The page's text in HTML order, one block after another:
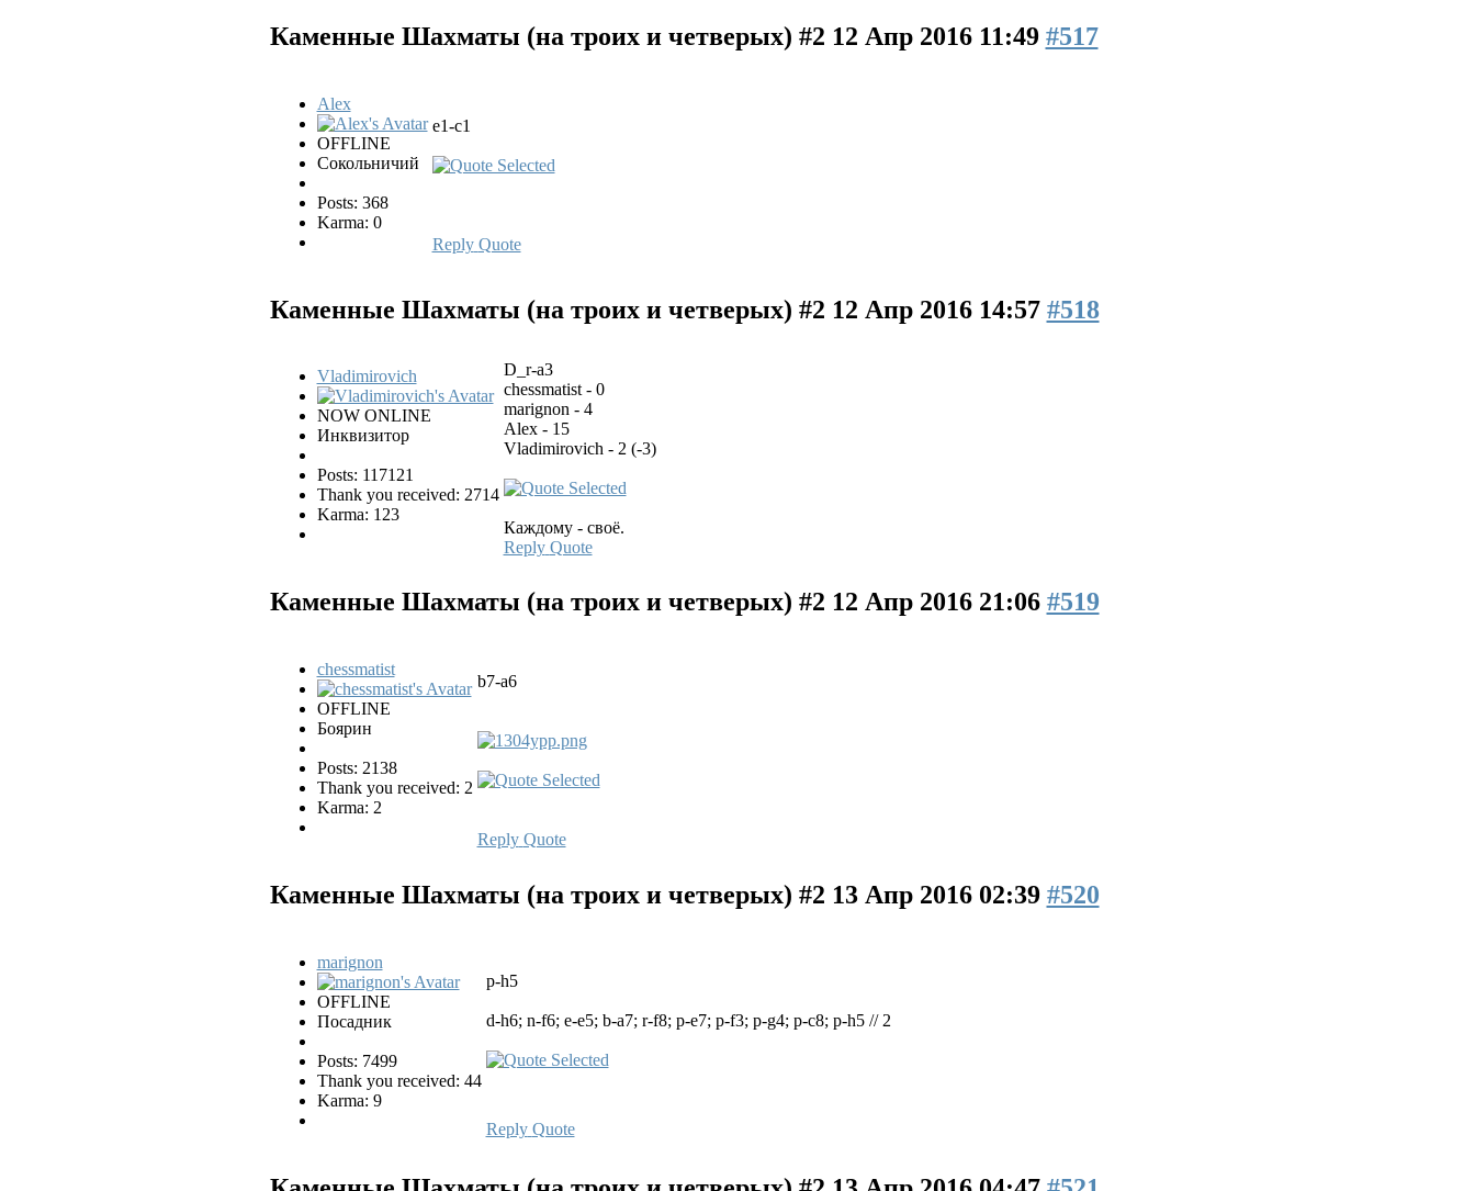
Каменные Шахматы (на троих и четверых) #2 12 Апр 2016 11:49 #517
Alex
OFFLINE
Сокольничий
Posts: 368
Karma: 0
e1-c1
Reply Quote
Каменные Шахматы (на троих и четверых) #2 12 Апр 2016 14:57 #518
Vladimirovich
NOW ONLINE
Инквизитор
Posts: 117121
Thank you received: 2714
Karma: 123
D_r-a3
chessmatist - 0
marignon - 4
Alex - 15
Vladimirovich - 2 (-3)
Каждому - своё.
Reply Quote
Каменные Шахматы (на троих и четверых) #2 12 Апр 2016 21:06 #519
chessmatist
OFFLINE
Боярин
Posts: 2138
Thank you received: 2
Karma: 2
b7-a6
Reply Quote
Каменные Шахматы (на троих и четверых) #2 13 Апр 2016 02:39 #520
marignon
OFFLINE
Посадник
Posts: 7499
Thank you received: 44
Karma: 9
p-h5
d-h6; n-f6; e-e5; b-a7; r-f8; p-e7; p-f3; p-g4; p-c8; p-h5 // 2
Reply Quote